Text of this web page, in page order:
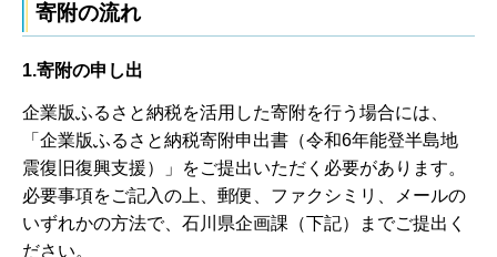
寄附の流れ
1.寄附の申し出
企業版ふるさと納税を活用した寄附を行う場合には、
「企業版ふるさと納税寄附申出書（令和6年能登半島地
震復旧復興支援）」をご提出いただく必要があります。
必要事項をご記入の上、郵便、ファクシミリ、メールの
いずれかの方法で、石川県企画課（下記）までご提出く
ださい。